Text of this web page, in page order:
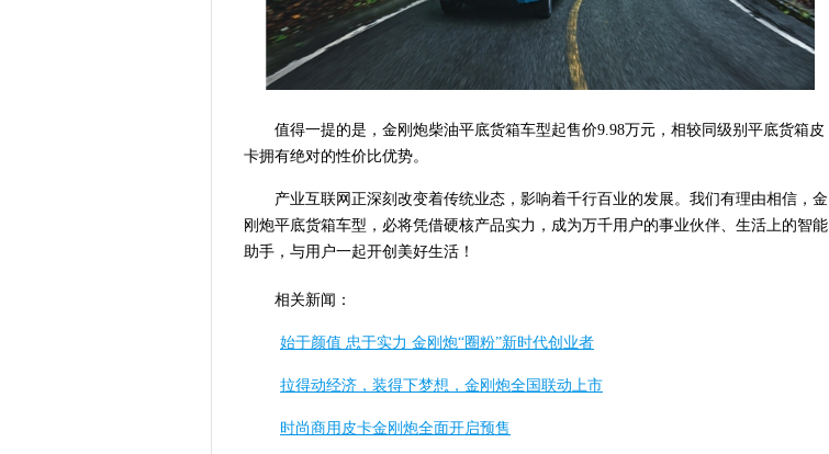
值得一提的是，金刚炮柴油平底货箱车型起售价9.98万元，相较同级别平底货箱皮
卡拥有绝对的性价比优势。
产业互联网正深刻改变着传统业态，影响着千行百业的发展。我们有理由相信，金
刚炮平底货箱车型，必将凭借硬核产品实力，成为万千用户的事业伙伴、生活上的智能
助手，与用户一起开创美好生活！
相关新闻：
始于颜值 忠于实力 金刚炮“圈粉”新时代创业者
拉得动经济，装得下梦想，金刚炮全国联动上市
时尚商用皮卡金刚炮全面开启预售